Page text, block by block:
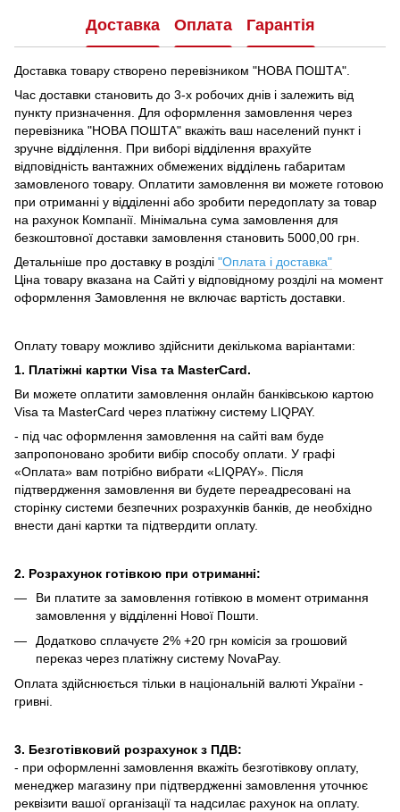
Доставка Оплата Гарантія
Доставка товару створено перевізником "НОВА ПОШТА".
Час доставки становить до 3-х робочих днів і залежить від
пункту призначення. Для оформлення замовлення через
перевізника "НОВА ПОШТА" вкажіть ваш населений пункт і
зручне відділення.
При виборі відділення врахуйте
відповідність вантажних обмежених відділень габаритам
замовленого товару. Оплатити замовлення ви можете готовою
при отриманні у відділенні або зробити передоплату за товар
на рахунок Компанії. Мінімальна сума замовлення для
безкоштовної доставки замовлення становить 5000,00 грн.
Детальніше про доставку в розділі "Оплата і доставка"
Ціна товару вказана на Сайті у відповідному розділі на момент
оформлення Замовлення не включає вартість доставки.
Оплату товару можливо здійснити декількома варіантами:
1. Платіжні картки Visa та MasterCard.
Ви можете оплатити замовлення онлайн банківською картою
Visa та MasterCard через платіжну систему LIQPAY.
- під час оформлення замовлення на сайті вам буде
запропоновано зробити вибір способу оплати. У графі
«Оплата» вам потрібно вибрати «LIQPAY». Після
підтвердження замовлення ви будете переадресовані на
сторінку системи безпечних розрахунків банків, де необхідно
внести дані картки та підтвердити оплату.
2. Розрахунок готівкою при отриманні:
Ви платите за замовлення готівкою в момент отримання
замовлення у відділенні Нової Пошти.
Додатково сплачуєте 2% +20 грн комісія за грошовий
переказ через платіжну систему NovaPay.
Оплата здійснюється тільки в національній валюті України -
гривні.
3. Безготівковий розрахунок з ПДВ:
- при оформленні замовлення вкажіть безготівкову оплату,
менеджер магазину при підтвердженні замовлення уточнює
реквізити вашої організації та надсилає рахунок на оплату.